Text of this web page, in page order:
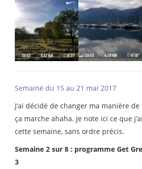
Semaine du 15 au 21 mai 2017
J’ai décidé de changer ma manière
ça marche ahaha. Je note ici ce que
cette semaine, sans ordre précis.
Semaine 2 sur 8 : programme Get
3